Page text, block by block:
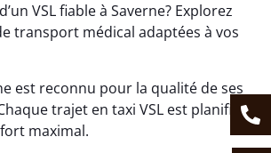
VSL fiable à Saverne? Explorez
transport médical adaptées à vos
est reconnu pour la qualité de ses
trajet en taxi VSL est planifié
maximal.